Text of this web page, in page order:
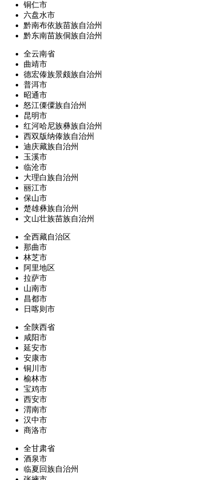
铜仁市
六盘水市
黔南布依族苗族自治州
黔东南苗族侗族自治州
全云南省
曲靖市
德宏傣族景颇族自治州
普洱市
昭通市
怒江傈僳族自治州
昆明市
红河哈尼族彝族自治州
西双版纳傣族自治州
迪庆藏族自治州
玉溪市
临沧市
大理白族自治州
丽江市
保山市
楚雄彝族自治州
文山壮族苗族自治州
全西藏自治区
那曲市
林芝市
阿里地区
拉萨市
山南市
昌都市
日喀则市
全陕西省
咸阳市
延安市
安康市
铜川市
榆林市
宝鸡市
西安市
渭南市
汉中市
商洛市
全甘肃省
酒泉市
临夏回族自治州